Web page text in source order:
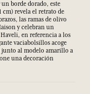
borde dorado, este
cm) revela el retrato de
las ramas de olivo
y celebran un
en referencia a los
vaciabolsillos acoge
junto al modelo amarillo a
una decoración